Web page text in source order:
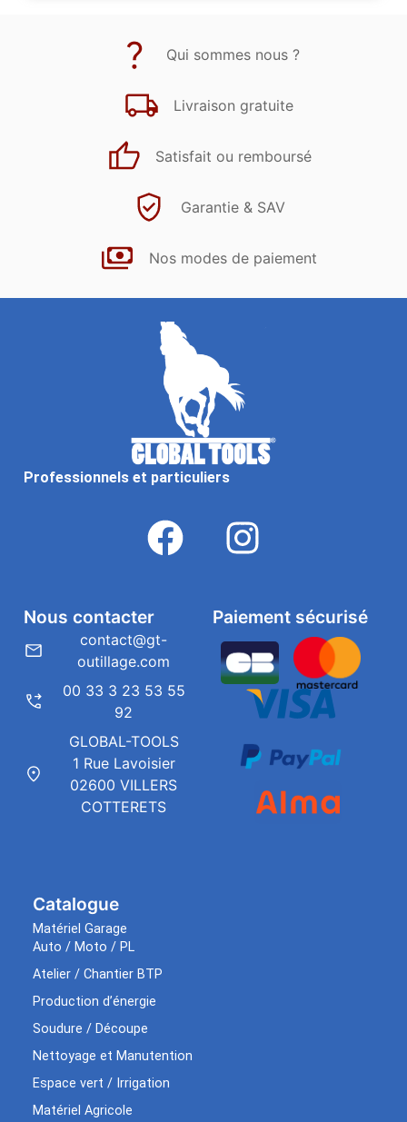
Qui sommes nous ?
Livraison gratuite
Satisfait ou remboursé
Garantie & SAV
Nos modes de paiement
Professionnels et particuliers
Catalogue
Matériel Garage
Auto / Moto / PL
Atelier / Chantier BTP
Production d’énergie
Soudure / Découpe
Nettoyage et Manutention
Espace vert / Irrigation
Matériel Agricole
Paiement sécurisé
Nous contacter
contact@gt-
outillage.com
00 33 3 23 53 55
92
GLOBAL-TOOLS
1 Rue Lavoisier
02600 VILLERS
COTTERETS